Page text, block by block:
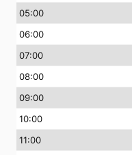
05:00
06:00
07:00
08:00
09:00
10:00
11:00